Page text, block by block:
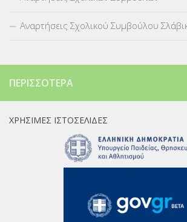
Αναρτήσεις Σχολικού Συμβούλου
ΠΕΡΙΣΣΌΤΕΡΑ
ΧΡΉΣΙΜΕΣ ΙΣΤΟΣΕΛΊΔΕΣ